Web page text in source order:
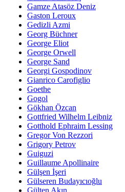
Gamze Atasöz Deniz
Gaston Leroux
Gedizli Azmi
Georg Büchner
George Eliot
George Orwell
George Sand
Georgi Gospodinov
Gianrico Carofiglio
Goethe
Gogol
Gökhan Özcan
Gottfried Wilhelm Leibniz
Gotthold Ephraim Lessing
Gregor Von Rezzori
Grigory Petrov
Guiguzi
Guillaume Apollinaire
Gülşen İşeri
Gülseren Budayıcıoğlu